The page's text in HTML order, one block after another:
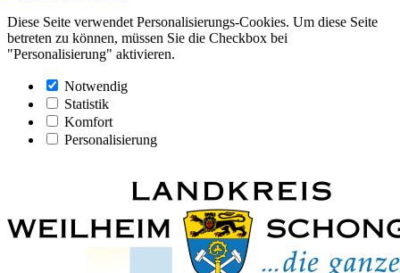
Diese Seite verwendet Personalisierungs-Cookies. Um diese Seite
betreten zu können, müssen Sie die Checkbox bei
"Personalisierung" aktivieren.
Notwendig
Statistik
Komfort
Personalisierung